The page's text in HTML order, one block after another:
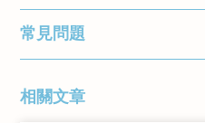
反應， 當身體檢測到細
幅比稽留熱較大
間歇熱（
然上升到39℃以上
常。之後間歇數小
原因之一。例如，
是由病毒引起的發
會呈現濃性的黃色
超過5℃，應該尋
病作鬥爭的信號。
措施來控制發燒：
休息和保持水分：
入，以避免脫水。
發燒是身體對感染或其
解不同種類的發燒以及
自我照顧措施來管理，
常見問題
發燒沖熱水涼有用嗎？
相關文章